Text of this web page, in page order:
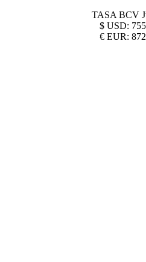
TASA BCV
$ USD:
€ EUR: